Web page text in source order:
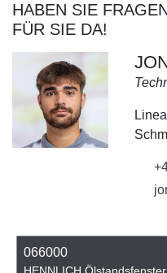
HABEN SIE
FÜR SIE DA!
066000